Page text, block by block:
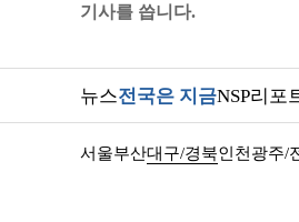
기사를 씁니다.
뉴스전국은 지금NSP리포
서울부산대구/경북인천 광주/